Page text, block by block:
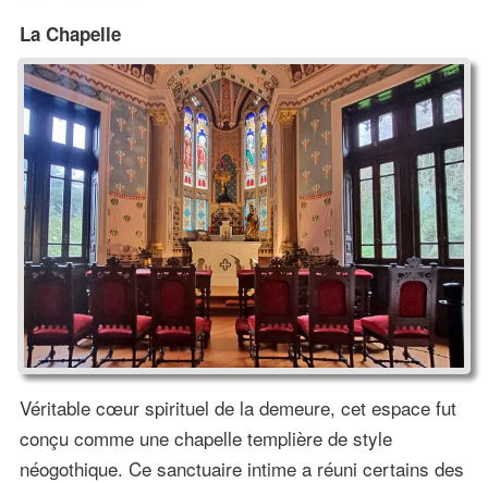
La Chapelle
Véritable cœur spirituel de la demeure, cet espace fut
conçu comme une chapelle templière de style
néogothique. Ce sanctuaire intime a réuni certains des